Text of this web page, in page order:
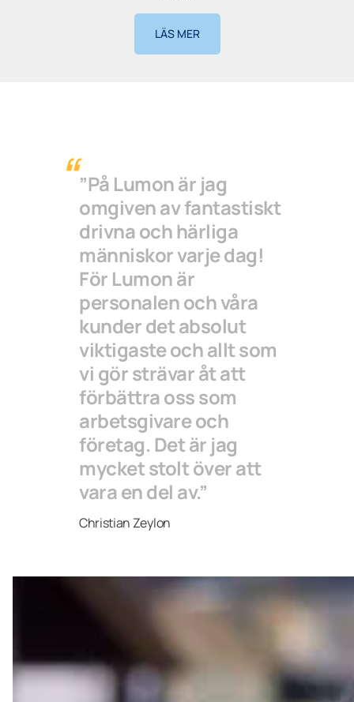
LÄS MER
”På Lumon är jag
omgiven av fantastiskt
drivna och härliga
människor varje dag!
För Lumon är
personalen och våra
kunder det absolut
viktigaste och allt som
vi gör strävar åt att
förbättra oss som
arbetsgivare och
företag. Det är jag
mycket stolt över att
vara en del av.”
Christian Zeylon